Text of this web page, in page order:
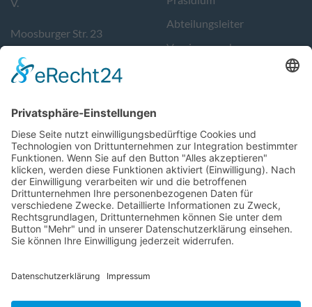
Moosburger Str. 23
84076 Pfeffenhausen
Tel. 08782/9783400
Geschäftszeiten:
Donnerstag von 17-19 Uhr.
Abteilungsleiter
Vereinsausschuss
Support
Impressum
Datenschutz
Login
Follow Us
tvpfeffenhausen